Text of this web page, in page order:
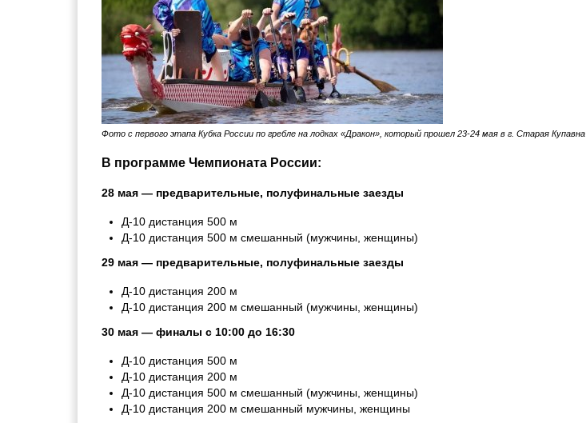
Фото с первого этапа Кубка России по гребле на лодках «Дракон», который прошел 23-24 мая в г. Старая Купавна
В программе Чемпионата России:
28 мая — предварительные, полуфинальные заезды
Д-10 дистанция 500 м
Д-10 дистанция 500 м смешанный (мужчины, женщины)
29 мая — предварительные, полуфинальные заезды
Д-10 дистанция 200 м
Д-10 дистанция 200 м смешанный (мужчины, женщины)
30 мая — финалы с 10:00 до 16:30
Д-10 дистанция 500 м
Д-10 дистанция 200 м
Д-10 дистанция 500 м смешанный (мужчины, женщины)
Д-10 дистанция 200 м смешанный мужчины, женщины